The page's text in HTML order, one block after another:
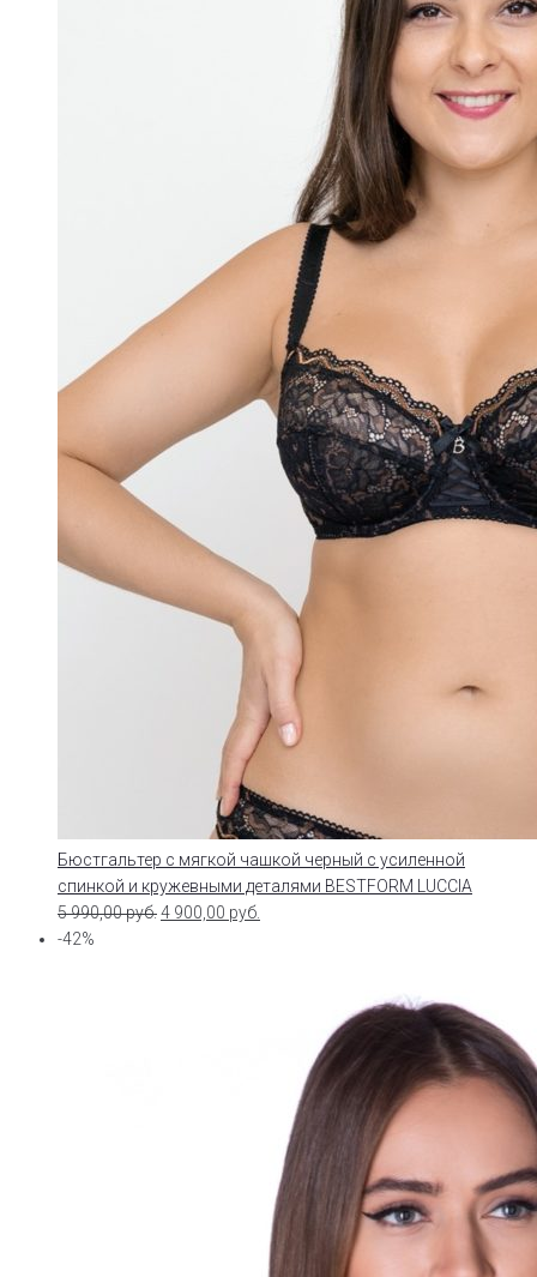
Бюстгальтер с мягкой чашкой черный с усиленной
спинкой и кружевными деталями BESTFORM LUCCIA
5 990,00руб.4 900,00 руб.
-42%